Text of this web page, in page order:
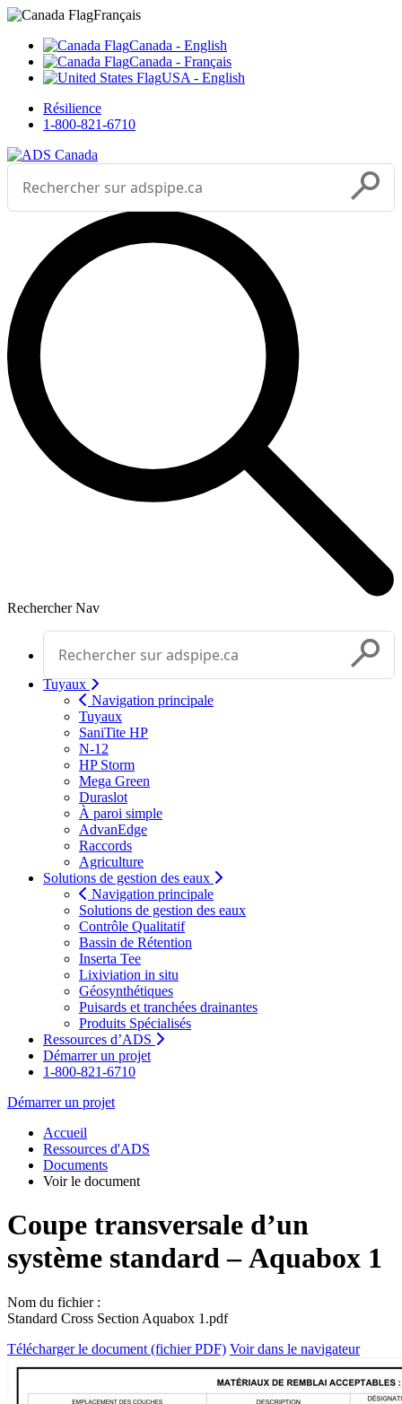
___



Sélectionnez votre langue
Français
Canada - English
Canada - Français
USA - English
Résilience
1-800-821-6710
Effectuer une recherche
Rechercher Nav
Effectuer une recherche
Tuyaux
Navigation principale
Tuyaux
SaniTite HP
N-12
HP Storm
Mega Green
Duraslot
À paroi simple
AdvanEdge
Raccords
Agriculture
Solutions de gestion des eaux
Navigation principale
Solutions de gestion des eaux
Contrôle Qualitatif
Bassin de Rétention
Inserta Tee
Lixiviation in situ
Géosynthétiques
Puisards et tranchées drainantes
Produits Spécialisés
Ressources d’ADS
Démarrer un projet
1-800-821-6710
Démarrer un projet
Accueil
Ressources d'ADS
Documents
Voir le document
Coupe transversale d’un
système standard – Aquabox 1
Nom du fichier :
Standard Cross Section Aquabox 1.pdf
Télécharger le document (fichier PDF) Voir dans le navigateur